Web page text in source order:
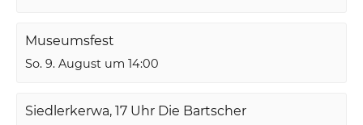
Museumsfest
So. 9. August um 14:00
Siedlerkerwa, 17 Uhr Die Bartscher